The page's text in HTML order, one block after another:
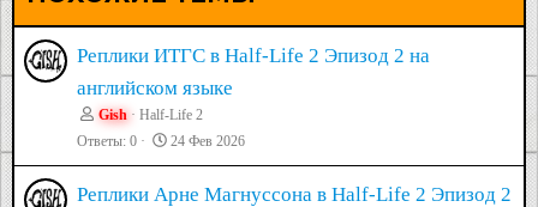
Реплики ИТГС в Half-Life 2 Эпизод 2 на
английском языке
Gish
Half-Life 2
Ответы 0 24 Фев 2026
Реплики Арне Магнуссона в Half-Life 2 Эпизод 2